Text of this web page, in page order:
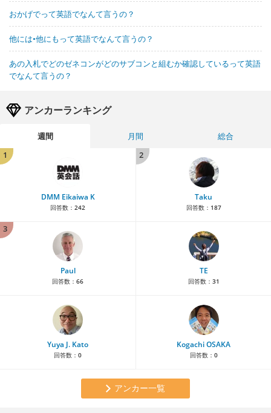
おかげでって英語でなんて言うの？
他には•他にもって英語でなんて言うの？
あの入札でどのゼネコンがどのサブコンと組むか確認しているって英語
でなんて言うの？
アンカーランキング
週間 月間
総合
1
DMM Eikaiwa K
回答数： 242
2
Taku
回答数： 187
3
Paul
回答数： 66
TE
回答数： 31
Yuya J. Kato
回答数： 0
Kogachi OSAKA
回答数： 0
アンカー一覧